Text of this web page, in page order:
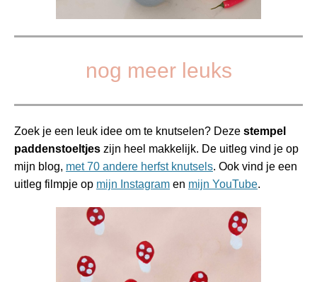
nog meer leuks
Zoek je een leuk idee om te knutselen? Deze stempel
paddenstoeltjes zijn heel makkelijk. De uitleg vind je op
mijn blog, met 70 andere herfst knutsels. Ook vind je een
uitleg filmpje op mijn Instagram en mijn YouTube.